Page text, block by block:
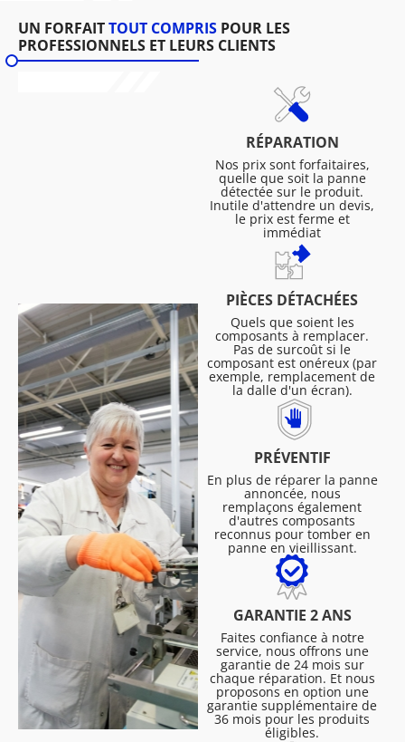
UN FORFAITTOUT COMPRIS POUR LES
PROFESSIONNELS ET LEURS CLIENTS
RÉPARATION
Nos prix sont forfaitaires,
quelle que soit la panne
détectée sur le produit.
Inutile d'attendre un devis,
le prix est ferme et
immédiat
PIÈCES DÉTACHÉES
Quels que soient les
composants à remplacer.
Pas de surcoût si le
composant est onéreux (par
exemple, remplacement de
la dalle d'un écran).
PRÉVENTIF
En plus de réparer la panne
annoncée, nous
remplaçons également
d'autres composants
reconnus pour tomber en
panne en vieillissant.
GARANTIE 2 ANS
Faites confiance à notre
service, nous offrons une
garantie de 24 mois sur
chaque réparation. Et nous
proposons en option une
garantie supplémentaire de
36 mois pour les produits
éligibles.